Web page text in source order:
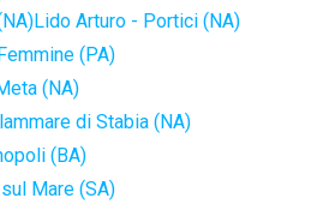
Lido Arturo - Portici (NA)
(PA)
(NA)
di Stabia (NA)
(BA)
Mare (SA)